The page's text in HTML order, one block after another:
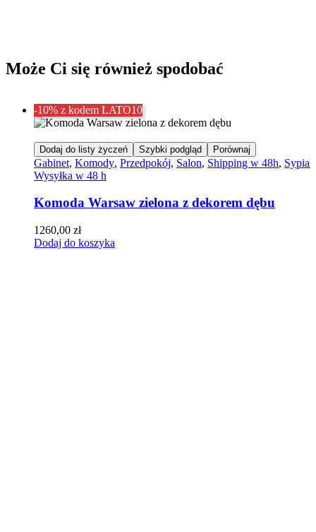
Może Ci się również spodobać
-10% z kodem LATO10
Dodaj do listy życzeń Szybki podgląd Porównaj
Gabinet, Komody, Przedpokój, Salon, Shipping w 48h,
Wysyłka w 48 h
Komoda Warsaw zielona z dekorem dębu
1260,00 zł
Dodaj do koszyka